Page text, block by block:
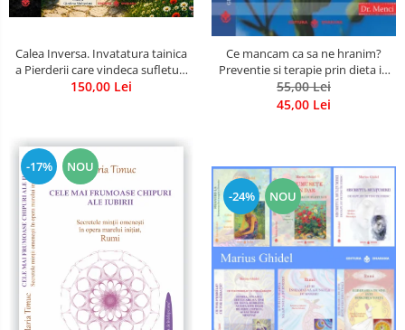
Calea Inversa. Invatatura tainica
a Pierderii care vindeca sufletul -
Cum Pierderea, durerea si
150,00 Lei
Ce mancam ca sa ne hranim?
Preventie si terapie prin dieta in
bolile cardiovasculare si in
diabetul zaharat
55,00 Lei
45,00 Lei
-17% NOU
-24% NOU